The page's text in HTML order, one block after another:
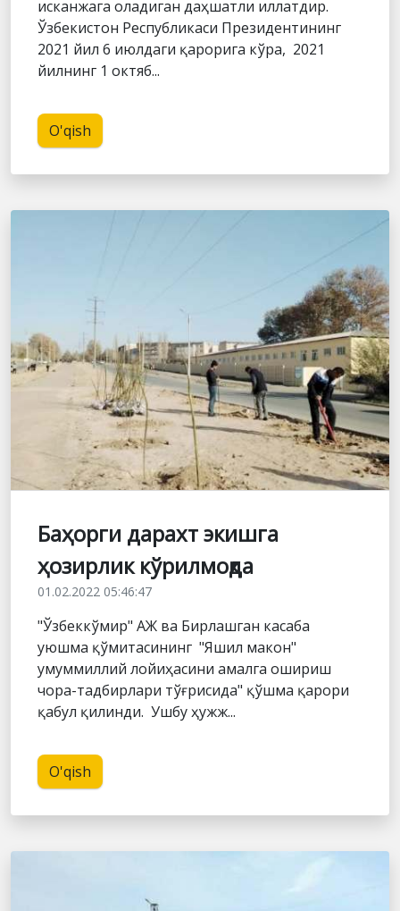
исканжага оладиган даҳшатли иллатдир.
Ўзбекистон Республикаси Президентининг
2021 йил 6 июлдаги қарорига кўра, 2021
йилнинг 1 октяб...
O'qish
Баҳорги дарахт экишга
ҳозирлик кўрилмоқда
01.02.2022 05:46:47
"Ўзбеккўмир" АЖ ва Бирлашган касаба
уюшма қўмитасининг "Яшил макон"
умуммиллий лойиҳасини амалга ошириш
чора-тадбирлари тўғрисида" қўшма қарори
қабул қилинди. Ушбу ҳужж...
O'qish